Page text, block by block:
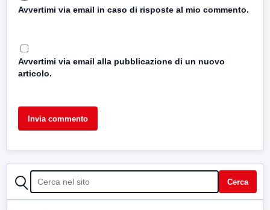
Avvertimi via email in caso di risposte al mio commento.
Avvertimi via email alla pubblicazione di un nuovo
articolo.
CERCA Cerca